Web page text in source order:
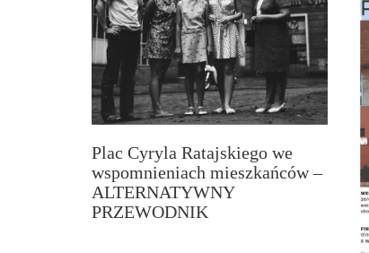
Plac Cyryla Ratajskiego we
wspomnieniach mieszkańców –
ALTERNATYWNY
PRZEWODNIK